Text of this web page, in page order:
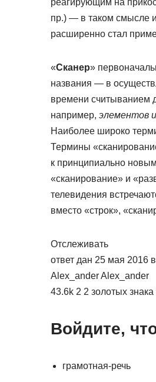
реагирующим на
пр.) — в таком смысле
расширенно стал
«Сканер»
названия — в
времени считыванием
например, элементов
Наиболее широко
Термины
к принципиально
«сканирование» и
телевидения
вместо «строк»,
Отслеживать
ответ дан 25 мая 2016
Alex_ander Alex_ander
43.6k 2 2 золотых
Войдите,
грамотная-речь